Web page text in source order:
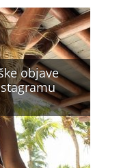
objave